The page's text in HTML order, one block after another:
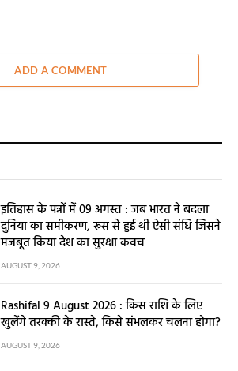
ADD A COMMENT
इतिहास के पन्नों में 09 अगस्त : जब भारत ने बदला
दुनिया का समीकरण, रूस से हुई थी ऐसी संधि जिसने
मजबूत किया देश का सुरक्षा कवच
AUGUST 9, 2026
Rashifal 9 August 2026 : किस राशि के लिए
खुलेंगे तरक्की के रास्ते, किसे संभलकर चलना होगा?
AUGUST 9, 2026